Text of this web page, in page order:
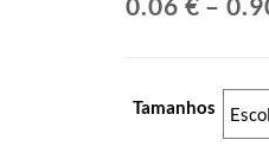
Tamanhos